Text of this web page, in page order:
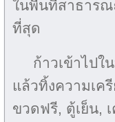
ในพื้นที่สาธารณ
ที่สุด
ก้าวเข้าไป
แล้วทิ้งความเค
ขวดฟรี, ตู้เย็น,